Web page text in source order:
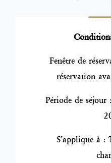
Fenêtre de
réservation
Période de
S’applique à :